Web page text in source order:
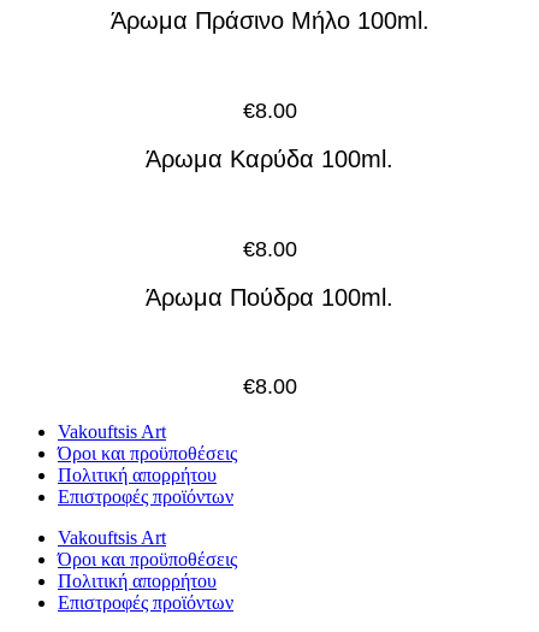
Άρωμα Πράσινο Μήλο 100ml.
€8.00
Άρωμα Καρύδα 100ml.
€8.00
Άρωμα Πούδρα 100ml.
€8.00
Vakouftsis Art
Όροι και προϋποθέσεις
Πολιτική απορρήτου
Επιστροφές προϊόντων
Vakouftsis Art
Όροι και προϋποθέσεις
Πολιτική απορρήτου
Επιστροφές προϊόντων